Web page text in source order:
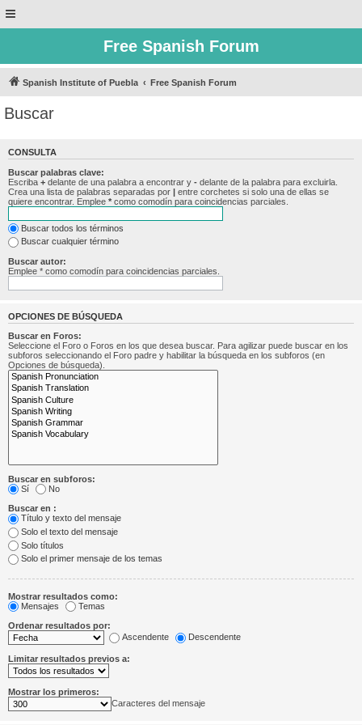
Free Spanish Forum
Spanish Institute of Puebla Free Spanish Forum
Buscar
CONSULTA
Buscar palabras clave:
Escriba + delante de una palabra a encontrar y - delante de la palabra para excluirla.
Crea una lista de palabras separadas por | entre corchetes si solo una de ellas se
quiere encontrar. Emplee * como comodín para coincidencias parciales.
Buscar todos los términos
Buscar cualquier término
Buscar autor:
Emplee * como comodín para coincidencias parciales.
OPCIONES DE BÚSQUEDA
Buscar en Foros:
Seleccione el Foro o Foros en los que desea buscar. Para agilizar puede buscar en los
subforos seleccionando el Foro padre y habilitar la búsqueda en los subforos (en
Opciones de búsqueda).
Buscar en subforos:
Sí
No
Buscar en :
Título y texto del mensaje
Solo el texto del mensaje
Solo títulos
Solo el primer mensaje de los temas
Mostrar resultados como:
Mensajes
Temas
Ordenar resultados por:
Ascendente
Descendente
Limitar resultados previos a:
Mostrar los primeros:
Caracteres del mensaje